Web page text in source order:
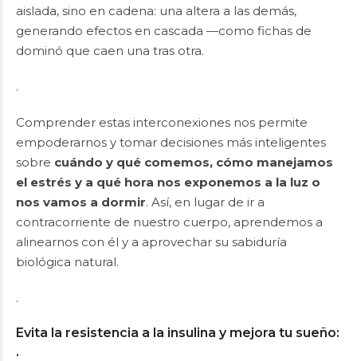
aislada, sino en cadena: una altera a las demás,
generando efectos en cascada —como fichas de
dominó que caen una tras otra.
.
Comprender estas interconexiones nos permite
empoderarnos y tomar decisiones más inteligentes
sobre cuándo y qué comemos, cómo manejamos
el estrés y a qué hora nos exponemos a la luz o
nos vamos a dormir. Así, en lugar de ir a
contracorriente de nuestro cuerpo, aprendemos a
alinearnos con él y a aprovechar su sabiduría
biológica natural.
.
Evita la resistencia a la insulina y mejora tu sueño:
.